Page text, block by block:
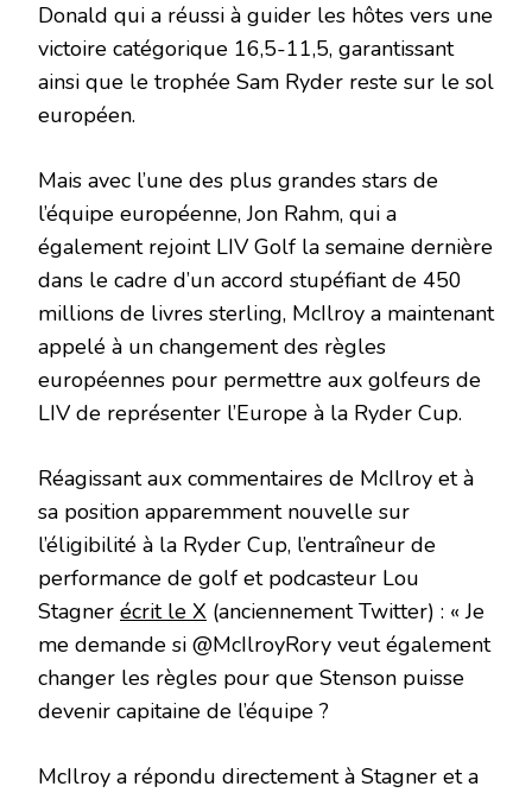
Donald qui a réussi à guider les hôtes vers une
victoire catégorique 16,5-11,5, garantissant
ainsi que le trophée Sam Ryder reste sur le sol
européen.
Mais avec l’une des plus grandes stars de
l’équipe européenne, Jon Rahm, qui a
également rejoint LIV Golf la semaine dernière
dans le cadre d’un accord stupéfiant de 450
millions de livres sterling, McIlroy a maintenant
appelé à un changement des règles
européennes pour permettre aux golfeurs de
LIV de représenter l’Europe à la Ryder Cup.
Réagissant aux commentaires de McIlroy et à
sa position apparemment nouvelle sur
l’éligibilité à la Ryder Cup, l’entraîneur de
performance de golf et podcasteur Lou
Stagner écrit le X (anciennement Twitter) : « Je
me demande si @McIlroyRory veut également
changer les règles pour que Stenson puisse
devenir capitaine de l’équipe ?
McIlroy a répondu directement à Stagner et a